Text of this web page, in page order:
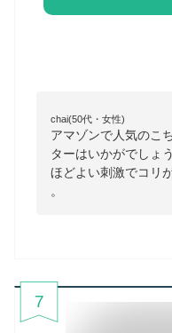
chai(50代・女性)
アマゾンで人気のこ
ターはいかがでしょ
ほどよい刺激でコリ
。
7